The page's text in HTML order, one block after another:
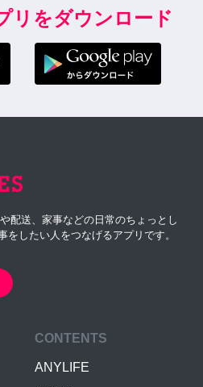
リをダウンロード
配送、家事などの日常のちょっとし
をしたい人をつなげるアプリです。
CONTENTS
ANYLIFE